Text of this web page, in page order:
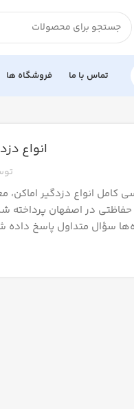
تماس با ما فروشگاه ها
انواع
در اصفهان
سؤال متداول پاسخ داده